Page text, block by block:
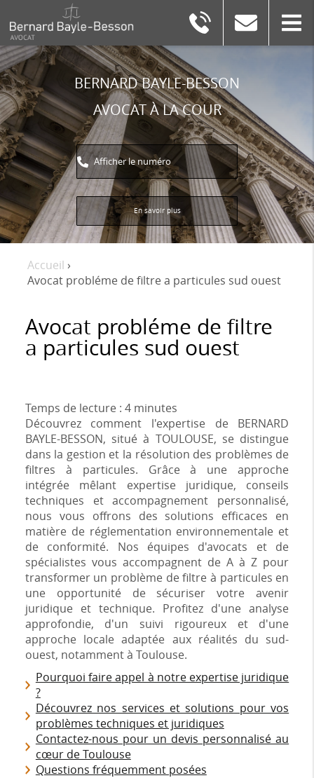
BERNARD
BAYLE-
BESSON
BERNARD BAYLE-BESSON
AVOCAT À LA COUR
Afficher le numéro
En savoir plus
Accueil ›
Avocat probléme de filtre a particules sud ouest
Avocat probléme de filtre
a particules sud ouest
Temps de lecture : 4 minutes
Découvrez comment l'expertise de BERNARD
BAYLE-BESSON, situé à TOULOUSE, se distingue
dans la gestion et la résolution des problèmes de
filtres à particules. Grâce à une approche
intégrée mêlant expertise juridique, conseils
techniques et accompagnement personnalisé,
nous vous offrons des solutions efficaces en
matière de réglementation environnementale et
de conformité. Nos équipes d'avocats et de
spécialistes vous accompagnent de A à Z pour
transformer un problème de filtre à particules en
une opportunité de sécuriser votre avenir
juridique et technique. Profitez d'une analyse
approfondie, d'un suivi rigoureux et d'une
approche locale adaptée aux réalités du sud-
ouest, notamment à Toulouse.
Pourquoi faire appel à notre expertise juridique
?
Découvrez nos services et solutions pour vos
problèmes techniques et juridiques
Contactez-nous pour un devis personnalisé au
cœur de Toulouse
Questions fréquemment posées